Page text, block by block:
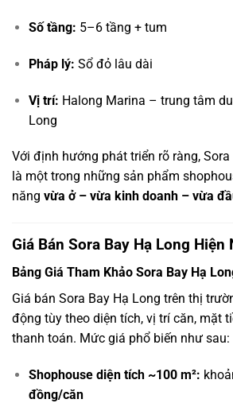
Số tầng: 5–6 tầng + tum
Pháp lý: Sổ đỏ lâu dài
Vị trí: Halong Marina – trung tâm
Long
Với định hướng phát triển rõ ràng,
là một trong những sản phẩm
năng vừa ở – vừa kinh doanh – vừa
Giá Bán Sora Bay Hạ Long Hiện
Bảng Giá Tham Khảo Sora Bay Hạ
Giá bán Sora Bay Hạ Long trên thị
động tùy theo diện tích, vị trí căn, mặt
thanh toán. Mức giá phổ biến như sau:
Shophouse diện tích ~100 m²:
đồng/căn